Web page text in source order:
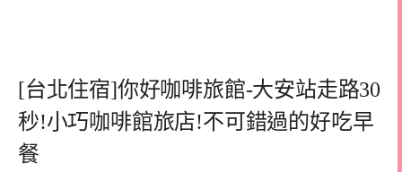
[台北住宿]你好咖啡旅館-大安站走路30
秒!小巧咖啡館旅店!不可錯過的好吃早
餐